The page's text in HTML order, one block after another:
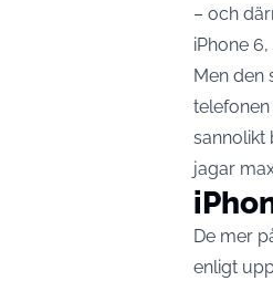
– och
iPhone
Men den
sannolikt
jagar
De mer
enligt